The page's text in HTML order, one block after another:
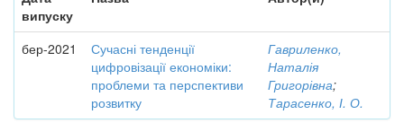
випуску
бер-2021
Сучасні тенденції
цифровізації економіки:
проблеми та перспективи
розвитку
Гавриленко,
Наталія
Григорівна;
Тарасенко, І. О.